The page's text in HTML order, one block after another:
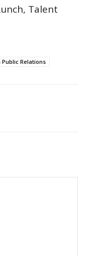
Talent
Public Relations